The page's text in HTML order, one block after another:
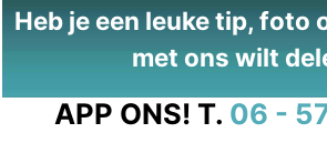
Heb je een leuke tip, foto
met ons wilt
APP ONS! T. 06 -